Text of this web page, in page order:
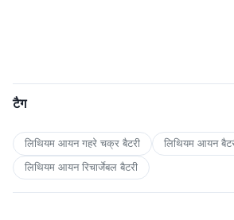
टैग
लिथियम आयन गहरे चक्र बैटरी
लिथियम आयन
लिथियम आयन रिचार्जेबल बैटरी